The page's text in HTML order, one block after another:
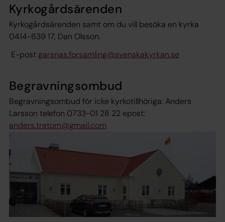
Kyrkogårdsärenden
Kyrkogårdsärenden samt om du vill besöka en kyrka
0414-639 17, Dan Olsson.
E-post garsnas.forsamling@svenskakyrkan.se
Begravningsombud
Begravningsombud för icke kyrkotillhöriga: Anders
Larsson telefon 0733-01 28 22 epost:
anders.tretom@gmail.com